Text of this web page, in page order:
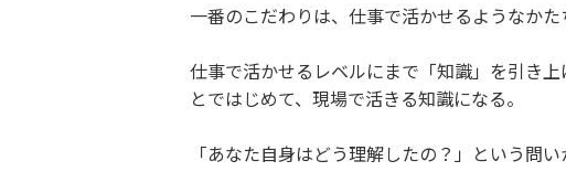
一番のこだわりは、仕事で活かせるようなか
仕事で活かせるレベルにまで「知識」を引き
とではじめて、現場で活きる知識になる。
「あなた自身はどう理解したの？」という問い